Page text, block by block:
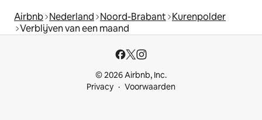
Airbnb Nederland Noord-Brabant Kurenpolder
Verblijven van een maand
© 2026 Airbnb, Inc.
Privacy
Voorwaarden